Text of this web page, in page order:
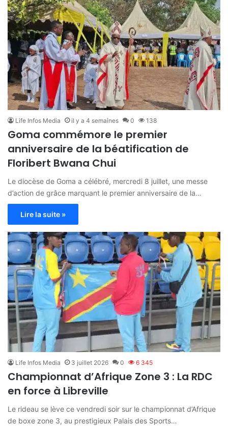
Life Infos Media il y a 4 semaines 0 138
Goma commémore le premier
anniversaire de la béatification de
Floribert Bwana Chui
Le diocèse de Goma a célébré, mercredi 8 juillet, une messe
d’action de grâce marquant le premier anniversaire de la…
Lire la suite »
Life Infos Media 3 juillet 2026 0 6 345
Championnat d’Afrique Zone 3 : La RDC
en force à Libreville
Le rideau se lève ce vendredi soir sur le championnat d’Afrique
de boxe zone 3, au prestigieux Palais des Sports…